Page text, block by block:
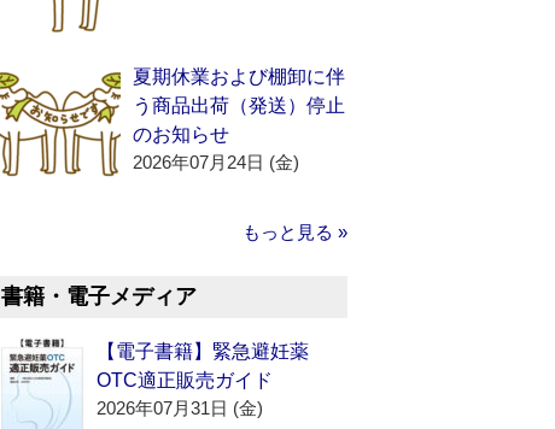
夏期休業および棚卸に伴
う商品出荷（発送）停止
のお知らせ
2026年07月24日 (金)
もっと見る »
書籍・電子メディア
【電子書籍】緊急避妊薬
OTC適正販売ガイド
2026年07月31日 (金)